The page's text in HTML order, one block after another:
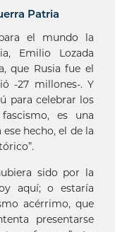
Patria
el mundo la
Emilio Lozada
que Rusia fue el
-27 millones-. Y
para celebrar los
es una
hecho, el de la
sido por la
aquí; o estaría
acérrimo, que
presentarse